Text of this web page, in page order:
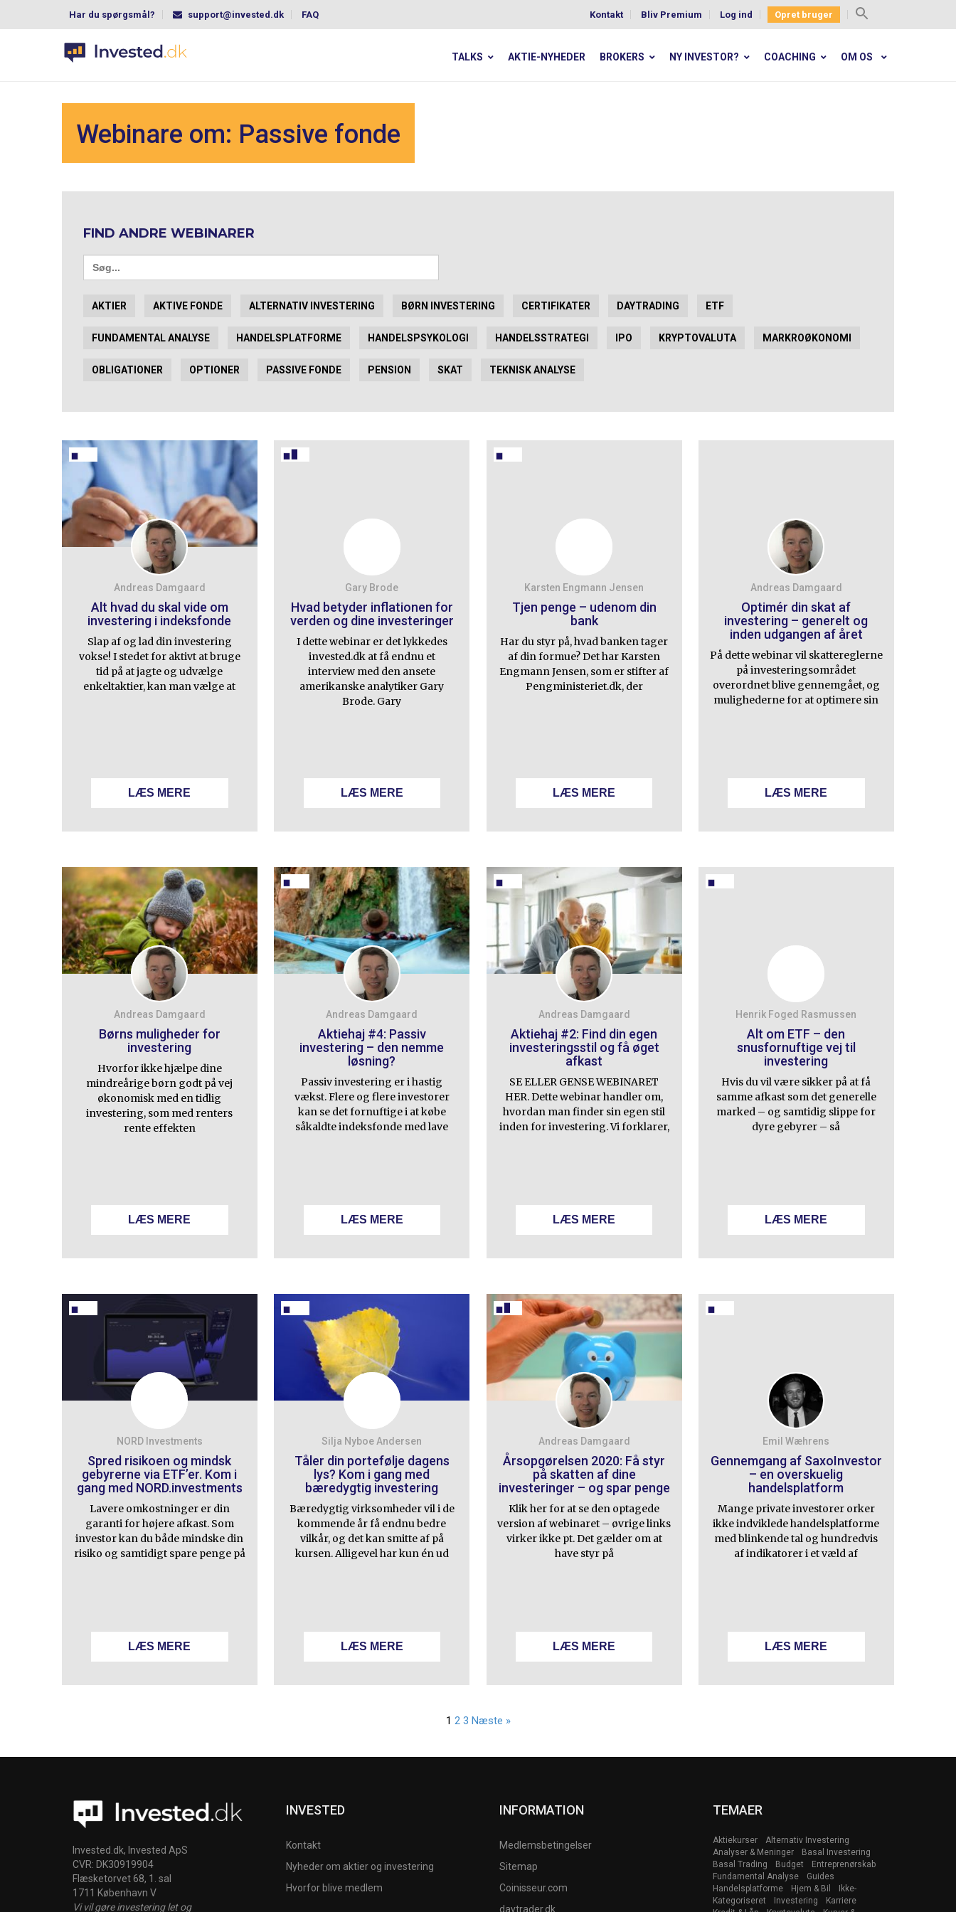
Har du spørgsmål? support@invested.dk FAQ Kontakt Bliv Premium Log ind Opret bruger
TALKS AKTIE-NYHEDER BROKERS NY INVESTOR? COACHING OM OS
Webinare om: Passive fonde
FIND ANDRE WEBINARER
Search
for:
AKTIER AKTIVE FONDE ALTERNATIV INVESTERING BØRN INVESTERING CERTIFIKATER DAYTRADING ETF
FUNDAMENTAL ANALYSE HANDELSPLATFORME HANDELSPSYKOLOGI HANDELSSTRATEGI IPO KRYPTOVALUTA MARKROØKONOMI
OBLIGATIONER OPTIONER PASSIVE FONDE PENSION SKAT TEKNISK ANALYSE
Andreas Damgaard
Alt hvad du skal vide om
investering i indeksfonde
Slap af og lad din investering
vokse! I stedet for aktivt at bruge
tid på at jagte og udvælge
enkeltaktier, kan man vælge at
LÆS MERE
Gary Brode
Hvad betyder inflationen for
verden og dine investeringer
I dette webinar er det lykkedes
invested.dk at få endnu et
interview med den ansete
amerikanske analytiker Gary
Brode. Gary
LÆS MERE
Karsten Engmann Jensen
Tjen penge – udenom din
bank
Har du styr på, hvad banken tager
af din formue? Det har Karsten
Engmann Jensen, som er stifter af
Pengministeriet.dk, der
LÆS MERE
Andreas Damgaard
Optimér din skat af
investering – generelt og
inden udgangen af året
På dette webinar vil skattereglerne
på investeringsområdet
overordnet blive gennemgået, og
mulighederne for at optimere sin
LÆS MERE
Andreas Damgaard
Børns muligheder for
investering
Hvorfor ikke hjælpe dine
mindreårige børn godt på vej
økonomisk med en tidlig
investering, som med renters
rente effekten
LÆS MERE
Andreas Damgaard
Aktiehaj #4: Passiv
investering – den nemme
løsning?
Passiv investering er i hastig
vækst. Flere og flere investorer
kan se det fornuftige i at købe
såkaldte indeksfonde med lave
LÆS MERE
Andreas Damgaard
Aktiehaj #2: Find din egen
investeringsstil og få øget
afkast
SE ELLER GENSE WEBINARET
HER. Dette webinar handler om,
hvordan man finder sin egen stil
inden for investering. Vi forklarer,
LÆS MERE
Henrik Foged Rasmussen
Alt om ETF – den
snusfornuftige vej til
investering
Hvis du vil være sikker på at få
samme afkast som det generelle
marked – og samtidig slippe for
dyre gebyrer – så
LÆS MERE
NORD Investments
Spred risikoen og mindsk
gebyrerne via ETF’er. Kom i
gang med NORD.investments
Lavere omkostninger er din
garanti for højere afkast. Som
investor kan du både mindske din
risiko og samtidigt spare penge på
LÆS MERE
Silja Nyboe Andersen
Tåler din portefølje dagens
lys? Kom i gang med
bæredygtig investering
Bæredygtig virksomheder vil i de
kommende år få endnu bedre
vilkår, og det kan smitte af på
kursen. Alligevel har kun én ud
LÆS MERE
Andreas Damgaard
Årsopgørelsen 2020: Få styr
på skatten af dine
investeringer – og spar penge
Klik her for at se den optagede
version af webinaret – øvrige links
virker ikke pt. Det gælder om at
have styr på
LÆS MERE
Emil Wæhrens
Gennemgang af SaxoInvestor
– en overskuelig
handelsplatform
Mange private investorer orker
ikke indviklede handelsplatforme
med blinkende tal og hundredvis
af indikatorer i et væld af
LÆS MERE
1 2 3 Næste »
Invested.dk, Invested ApS
CVR: DK30919904
Flæsketorvet 68, 1. sal
1711 København V
Vi vil gøre investering let og
INVESTED
Kontakt
Nyheder om aktier og investering
Hvorfor blive medlem
INFORMATION
Medlemsbetingelser
Sitemap
Coinisseur.com
daytrader.dk
TEMAER
Aktiekurser
Alternativ Investering
Analyser & Meninger
Basal Investering
Basal Trading
Budget
Entreprenørskab
Fundamental Analyse
Guides
Handelsplatforme
Hjem & Bil
Ikke-
Kategoriseret
Investering
Karriere